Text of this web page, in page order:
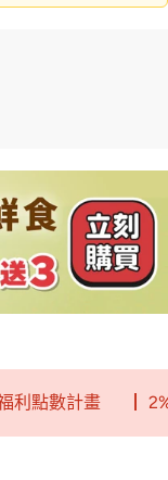
計畫 ┃ 2%回饋